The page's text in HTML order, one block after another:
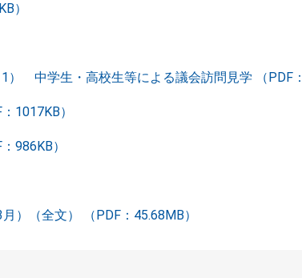
）
中学生・高校生等による議会訪問見学 （PDF：
1017KB）
986KB）
）（全文） （PDF：45.68MB）